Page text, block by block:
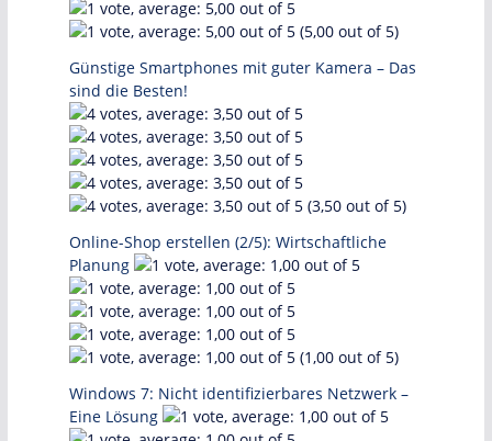
(5,00 out of 5)
Günstige Smartphones mit guter Kamera – Das
sind die Besten!
(3,50 out of 5)
Online-Shop erstellen (2/5): Wirtschaftliche
Planung
(1,00 out of 5)
Windows 7: Nicht identifizierbares Netzwerk –
Eine Lösung